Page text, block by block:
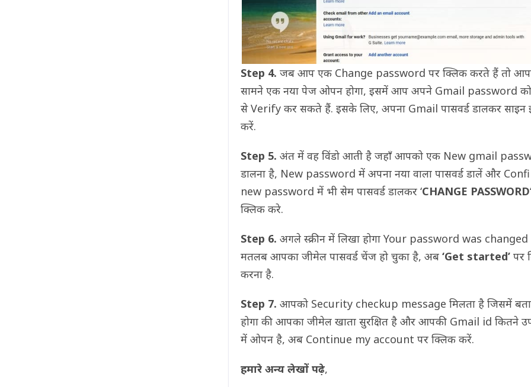
Step 4. जब आप एक Change password पर क्लिक करते हैं तो
सामने एक नया पेज ओपन होगा, इसमें आप अपने Gmail password
से Verify कर सकते हैं. इसके लिए, अपना Gmail पासवर्ड डालकर साइन
करें.
Step 5. अंत में वह विंडो आती है जहाँ आपको एक New gmail
डालना है, New password में अपना नया वाला पासवर्ड डालें और
new password में भी सेम पासवर्ड डालकर ‘CHANGE PASSWORD
क्लिक करे.
Step 6. अगले स्क्रीन में लिखा होगा Your password was changed
मतलब आपका जीमेल पासवर्ड चेंज हो चुका है, अब ‘Get started’पर
करना है.
Step 7. आपको Security checkup message मिलता है जिसमें
होगा की आपका जीमेल खाता सुरक्षित है और आपकी Gmail id कितने
में ओपन है, अब Continue my account पर क्लिक करें.
हमारे अन्य लेखों पढ़े,